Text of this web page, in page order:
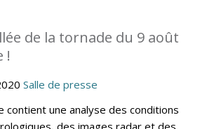
de la tornade du 9 août
!
Salle de presse
contient une analyse des conditions
des images radar et des